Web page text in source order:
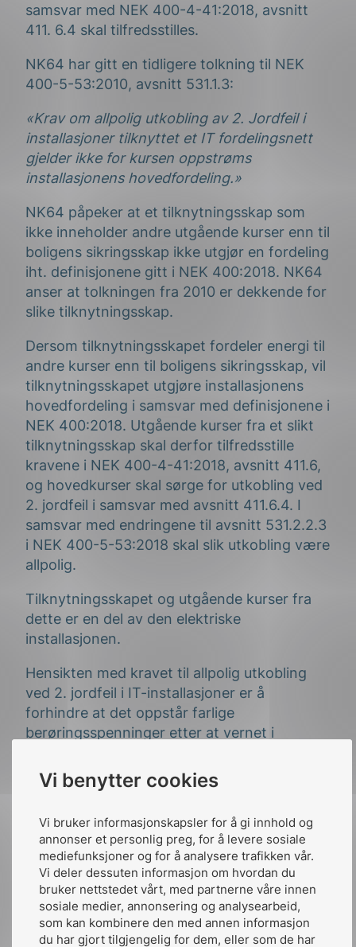
Vi benytter cookies
Vi bruker informasjonskapsler for å gi innhold og
annonser et personlig preg, for å levere sosiale
mediefunksjoner og for å analysere trafikken vår.
Vi deler dessuten informasjon om hvordan du
bruker nettstedet vårt, med partnerne våre innen
sosiale medier, annonsering og analysearbeid,
som kan kombinere den med annen informasjon
du har gjort tilgjengelig for dem, eller som de har
samsvar med NEK 400-4-41:2018, avsnitt
411. 6.4 skal tilfredsstilles.
NK64 har gitt en tidligere tolkning til NEK
400-5-53:2010, avsnitt 531.1.3:
«Krav om allpolig utkobling av 2. Jordfeil i
installasjoner tilknyttet et IT fordelingsnett
gjelder ikke for kursen oppstrøms
installasjonens hovedfordeling.»
NK64 påpeker at et tilknytningsskap som
ikke inneholder andre utgående kurser enn til
boligens sikringsskap ikke utgjør en fordeling
iht. definisjonene gitt i NEK 400:2018. NK64
anser at tolkningen fra 2010 er dekkende for
slike tilknytningsskap.
Dersom tilknytningsskapet fordeler energi til
andre kurser enn til boligens sikringsskap, vil
tilknytningsskapet utgjøre installasjonens
hovedfordeling i samsvar med definisjonene i
NEK 400:2018. Utgående kurser fra et slikt
tilknytningsskap skal derfor tilfredsstille
kravene i NEK 400-4-41:2018, avsnitt 411.6,
og hovedkurser skal sørge for utkobling ved
2. jordfeil i samsvar med avsnitt 411.6.4. I
samsvar med endringene til avsnitt 531.2.2.3
i NEK 400-5-53:2018 skal slik utkobling være
allpolig.
Tilknytningsskapet og utgående kurser fra
dette er en del av den elektriske
installasjonen.
Hensikten med kravet til allpolig utkobling
ved 2. jordfeil i IT-installasjoner er å
forhindre at det oppstår farlige
berøringsspenninger etter at vernet i
tilføres spenning via de andre faselederne og
nedstrøms belastninger.
NK64 påpeker også at NEK 400s behandling
av 2. jordfeil legger til grunn at feilene er på
forskjellige kurser. Når det føres flere kurser
fra et tilknytningsskap er sannsynligheten
for at 2. jordfeil kan inntre betraktelig større
enn med kun én kurs.